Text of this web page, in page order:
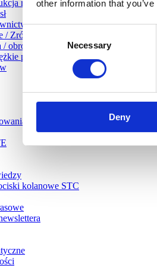
other information that
Consent
Selection
Necessary
Deny
mebli
suche
Zrób to sam
obróbka blachy
prace związane z obróbką drewna
kolanowe STC